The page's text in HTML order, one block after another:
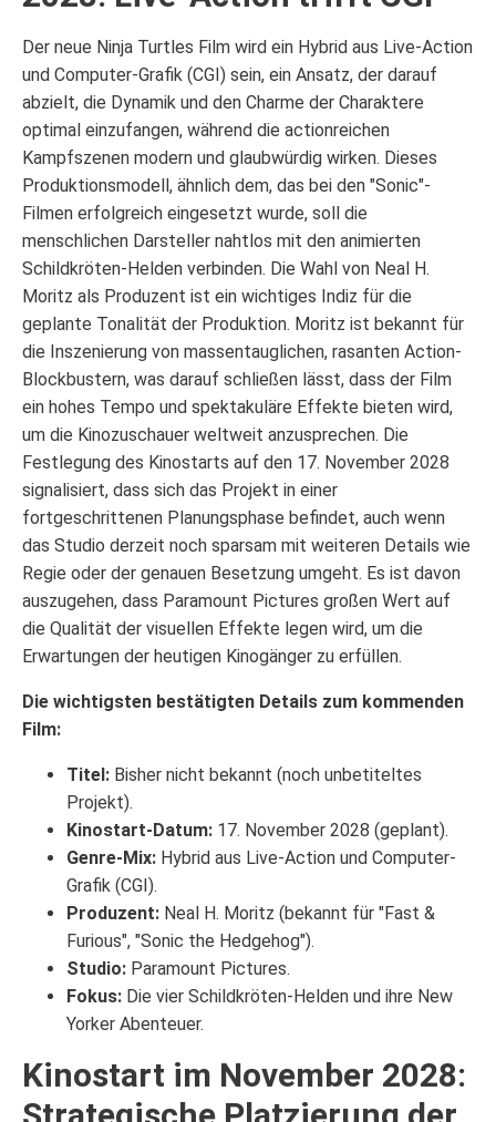
Der neue Ninja Turtles Film wird ein Hybrid aus Live-Action
und Computer-Grafik (CGI) sein, ein Ansatz, der darauf
abzielt, die Dynamik und den Charme der Charaktere
optimal einzufangen, während die actionreichen
Kampfszenen modern und glaubwürdig wirken. Dieses
Produktionsmodell, ähnlich dem, das bei den "Sonic"-
Filmen erfolgreich eingesetzt wurde, soll die
menschlichen Darsteller nahtlos mit den animierten
Schildkröten-Helden verbinden. Die Wahl von Neal H.
Moritz als Produzent ist ein wichtiges Indiz für die
geplante Tonalität der Produktion. Moritz ist bekannt für
die Inszenierung von massentauglichen, rasanten Action-
Blockbustern, was darauf schließen lässt, dass der Film
ein hohes Tempo und spektakuläre Effekte bieten wird,
um die Kinozuschauer weltweit anzusprechen. Die
Festlegung des Kinostarts auf den 17. November 2028
signalisiert, dass sich das Projekt in einer
fortgeschrittenen Planungsphase befindet, auch wenn
das Studio derzeit noch sparsam mit weiteren Details wie
Regie oder der genauen Besetzung umgeht. Es ist davon
auszugehen, dass Paramount Pictures großen Wert auf
die Qualität der visuellen Effekte legen wird, um die
Erwartungen der heutigen Kinogänger zu erfüllen.
Die wichtigsten bestätigten Details zum kommenden
Film:
Titel: Bisher nicht bekannt (noch unbetiteltes
Projekt).
Kinostart-Datum: 17. November 2028 (geplant).
Genre-Mix: Hybrid aus Live-Action und Computer-
Grafik (CGI).
Produzent: Neal H. Moritz (bekannt für "Fast &
Furious", "Sonic the Hedgehog").
Studio: Paramount Pictures.
Fokus: Die vier Schildkröten-Helden und ihre New
Yorker Abenteuer.
Kinostart im November 2028: